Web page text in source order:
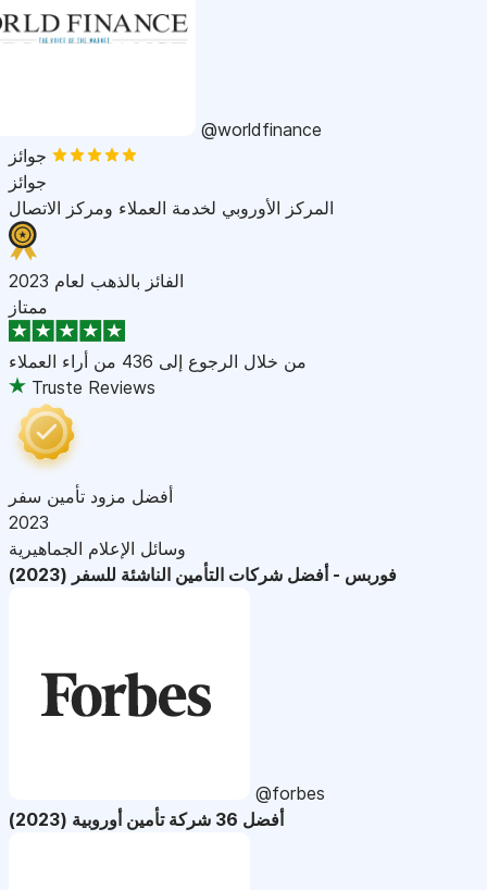
@worldfinance
جوائز
المركز الأوروبي لخدمة العملاء ومركز الاتصال
الفائز بالذهب لعام 2023
ممتاز
من خلال الرجوع إلى 436 من أراء العملاء
Truste Reviews
أفضل مزود تأمين سفر
2023
وسائل الإعلام الجماهيرية
فوربس - أفضل شركات التأمين الناشئة للسفر (2023)
@forbes
أفضل 36 شركة تأمين أوروبية (2023)